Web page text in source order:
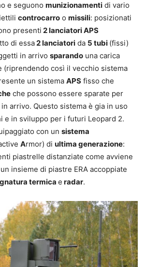
e seguono munizionamenti di vario
controcarro o missili: posizionati
presenti 2 lanciatori APS
di essa2 lanciatori da 5 tubi (fissi)
in arrivo sparando una carica
(riprendendo così il vecchio sistema
un sistema APS fisso che
che possono essere sparate per
arrivo. Questo sistema è gia in uso
e in sviluppo per i futuri Leopard 2.
con un sistema
Armor) di ultima generazione:
piastrelle distanziate come avviene
insieme di piastre ERA accoppiate
termica e radar.